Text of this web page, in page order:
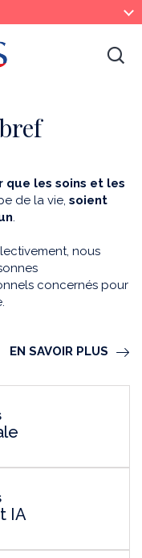
que les soins et les
de la vie, soient
.
nous
concernés pour
EN SAVOIR PLUS
IA